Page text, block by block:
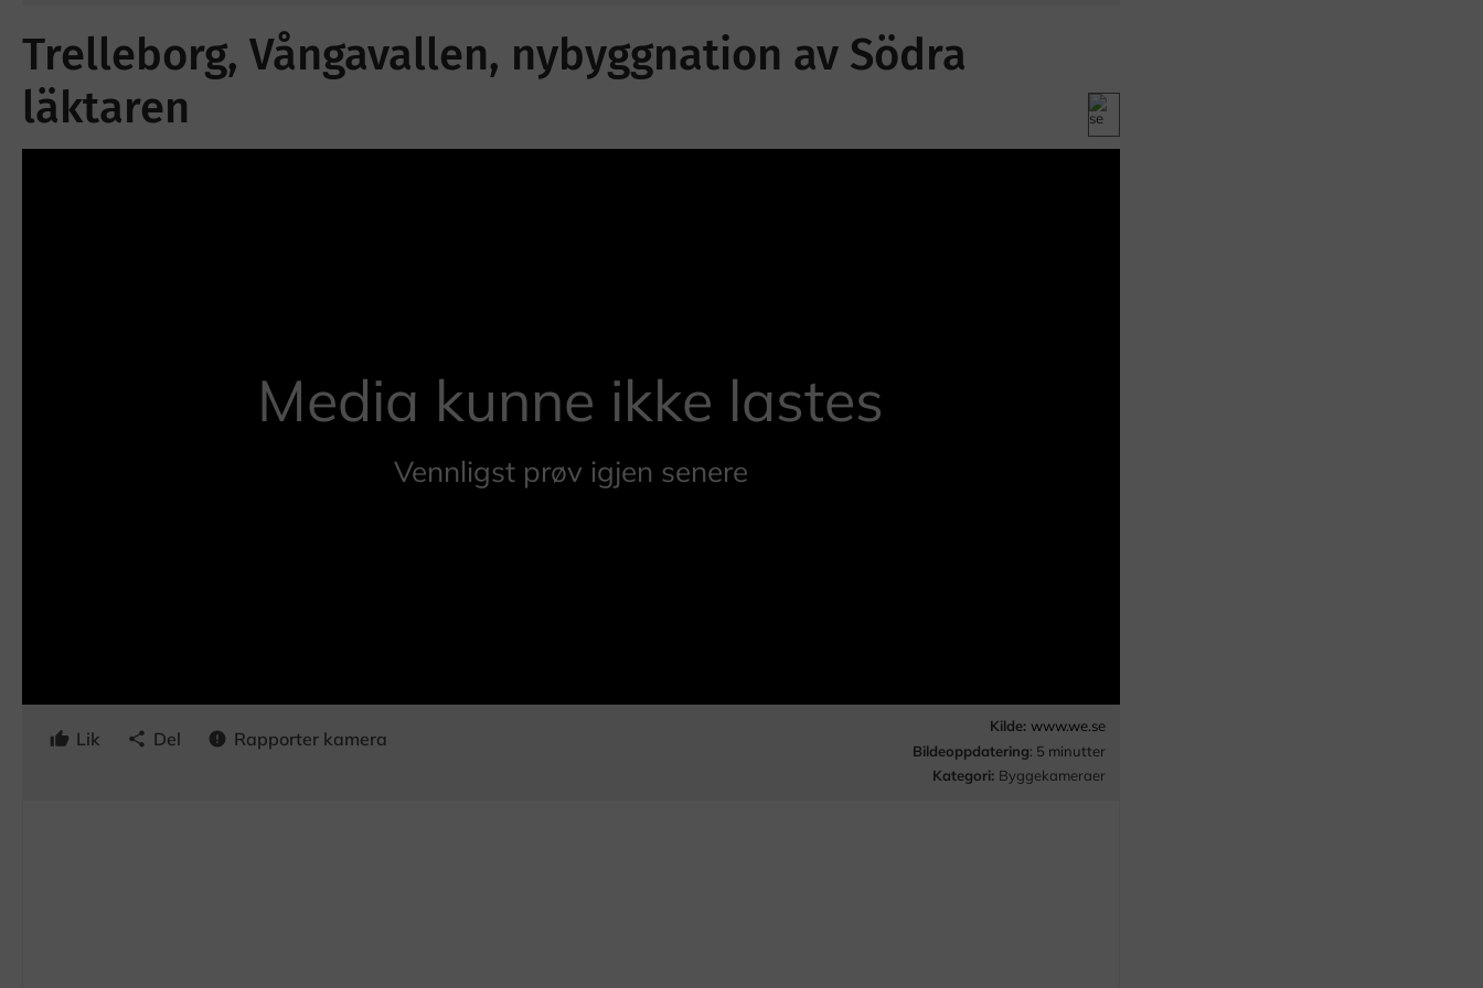
Trelleborg, Vångavallen, nybyggnation av Södra
läktaren
Media kunne ikke lastes
Vennligst prøv igjen senere
thumb_up Lik share Del error Rapporter kamera
Kilde: www.we.se
Bildeoppdatering: 5 minutter
Kategori: Byggekameraer